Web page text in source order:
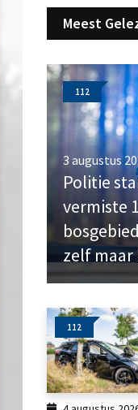
Meest
112
3 augustus
Politie
vermiste
zelf
112